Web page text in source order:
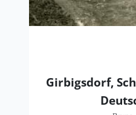
Girbigsdorf,